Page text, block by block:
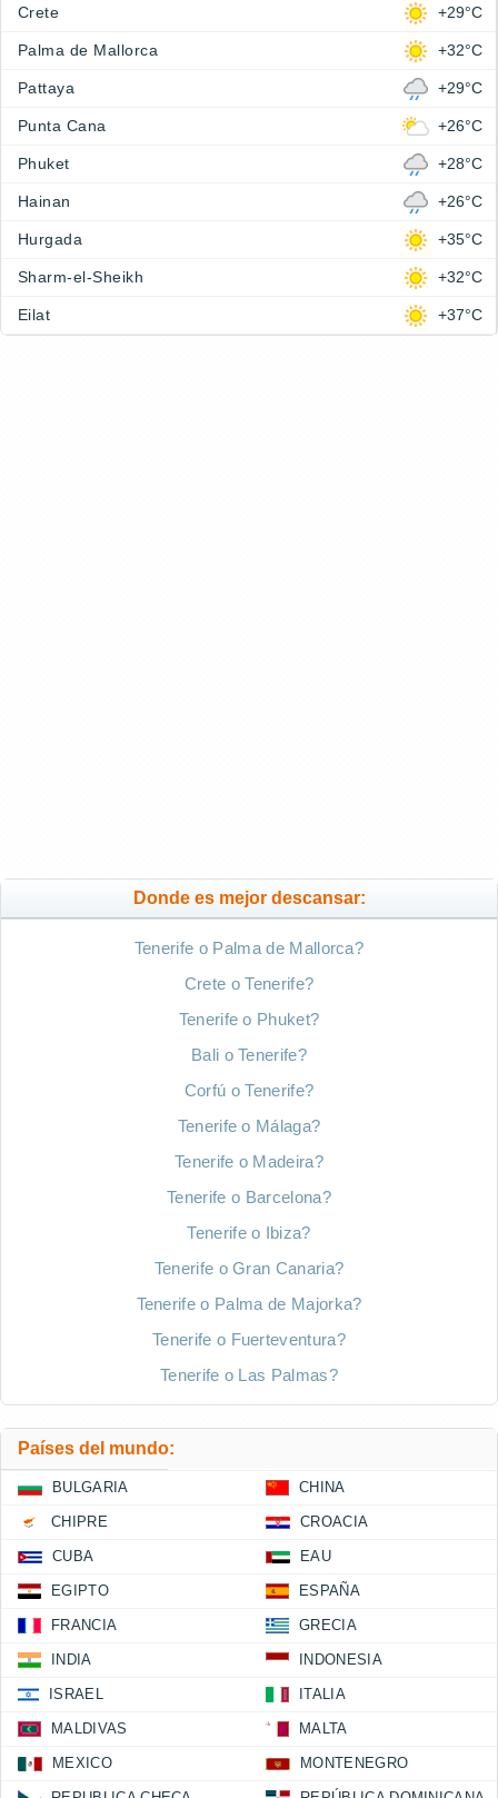
Crete +29°C
Palma de Mallorca +32°C
Pattaya +29°C
Punta Cana +26°C
Phuket +28°C
Hainan +26°C
Hurgada +35°C
Sharm-el-Sheikh +32°C
Eilat +37°C
Donde es mejor descansar:
Tenerife o Palma de Mallorca?
Crete o Tenerife?
Tenerife o Phuket?
Bali o Tenerife?
Corfú o Tenerife?
Tenerife o Málaga?
Tenerife o Madeira?
Tenerife o Barcelona?
Tenerife o Ibiza?
Tenerife o Gran Canaria?
Tenerife o Palma de Majorka?
Tenerife o Fuerteventura?
Tenerife o Las Palmas?
Países del mundo:
BULGARIA CHINA
CHIPRE CROACIA
CUBA EAU
EGIPTO ESPAÑA
FRANCIA GRECIA
INDIA INDONESIA
ISRAEL ITALIA
MALDIVAS MALTA
MEXICO MONTENEGRO